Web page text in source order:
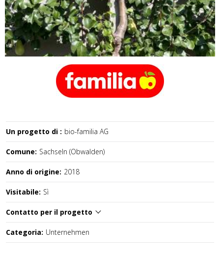
Un progetto di : bio-familia AG
Comune: Sachseln (Obwalden)
Anno di origine: 2018
Visitabile: Sì
Contatto per il progetto
Categoria: Unternehmen